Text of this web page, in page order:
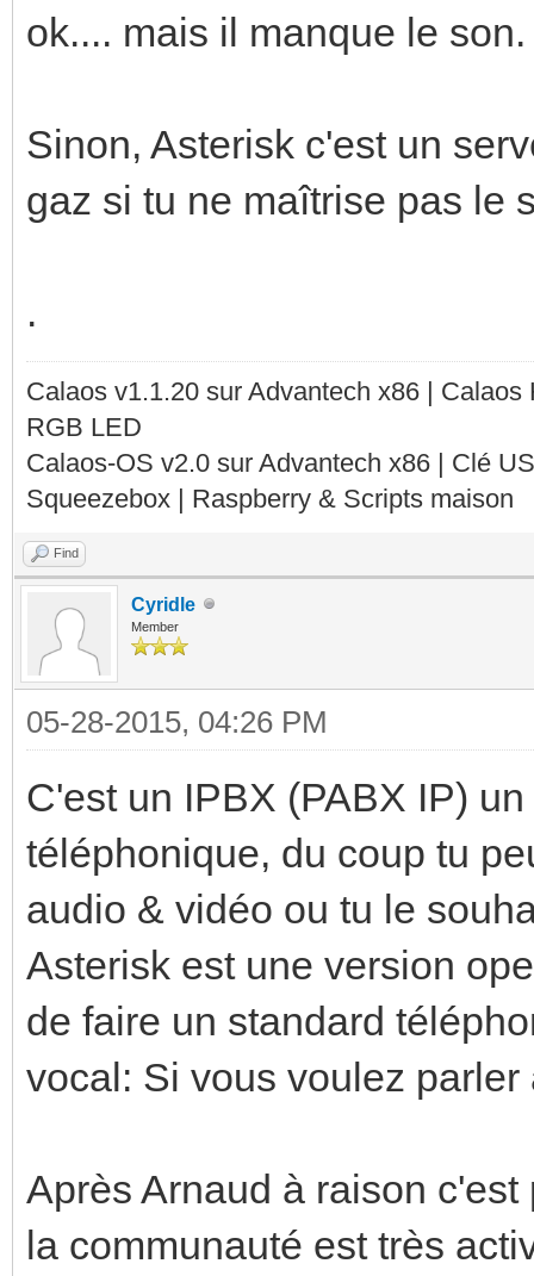
ok.... mais il manque le
Sinon, Asterisk c'est un
gaz si tu ne maîtrise pas le
.
Calaos v1.1.20 sur Advantech x86 |
RGB LED
Calaos-OS v2.0 sur Advantech x86 | Clé
Squeezebox | Raspberry & Scripts maison
Find
Cyridle
Member
05-28-2015, 04:26 PM
C'est un IPBX (PABX IP)
téléphonique, du coup tu
audio & vidéo ou tu le
Asterisk est une version
de faire un standard
vocal: Si vous voulez
Après Arnaud à raison
la communauté est très